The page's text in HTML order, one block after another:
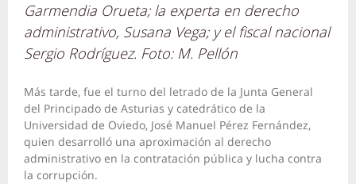
Garmendia Orueta; la experta en derecho
administrativo, Susana Vega; y el fiscal nacional
Sergio Rodríguez. Foto: M. Pellón
Más tarde, fue el turno del letrado de la Junta General
del Principado de Asturias y catedrático de la
Universidad de Oviedo, José Manuel Pérez Fernández,
quien desarrolló una aproximación al derecho
administrativo en la contratación pública y lucha contra
la corrupción.